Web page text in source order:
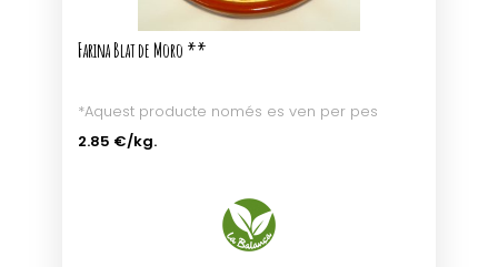
Farina Blat de Moro **
*Aquest producte només es ven per pes
2.85 €/kg.